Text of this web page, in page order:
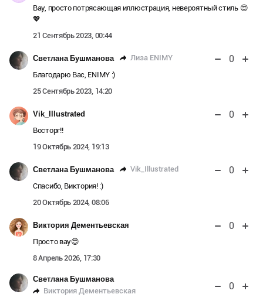
Вау, просто потрясающая иллюстрация, невероятный стиль 😍
💖
21 Сентябрь 2023, 00:44
Светлана Бушманова Лиза ENIMY 0
Благодарю Вас, ENIMY :)
25 Сентябрь 2023, 14:20
Vik_Illustrated 0
Восторг!!
19 Октябрь 2024, 19:13
Светлана Бушманова Vik_Illustrated 0
Спасибо, Виктория! :)
20 Октябрь 2024, 08:06
Виктория Дементьевская 0
Просто вау😍
8 Апрель 2026, 17:30
Светлана Бушманова
Виктория Дементьевская
0